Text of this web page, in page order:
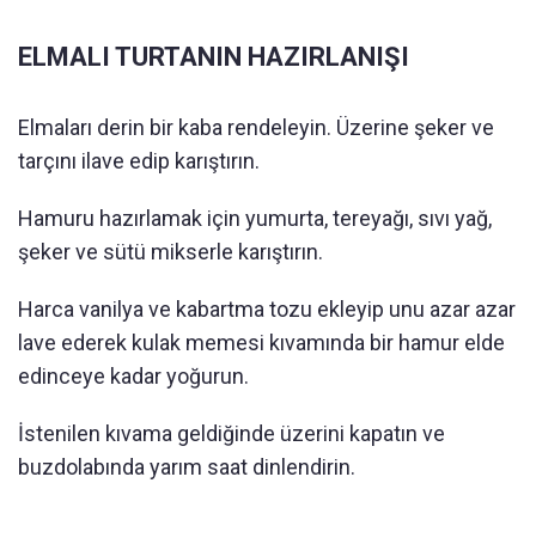
ELMALI TURTANIN HAZIRLANIŞI
Elmaları derin bir kaba rendeleyin. Üzerine şeker ve
tarçını ilave edip karıştırın.
Hamuru hazırlamak için yumurta, tereyağı, sıvı yağ,
şeker ve sütü mikserle karıştırın.
Harca vanilya ve kabartma tozu ekleyip unu azar azar
lave ederek kulak memesi kıvamında bir hamur elde
edinceye kadar yoğurun.
İstenilen kıvama geldiğinde üzerini kapatın ve
buzdolabında yarım saat dinlendirin.